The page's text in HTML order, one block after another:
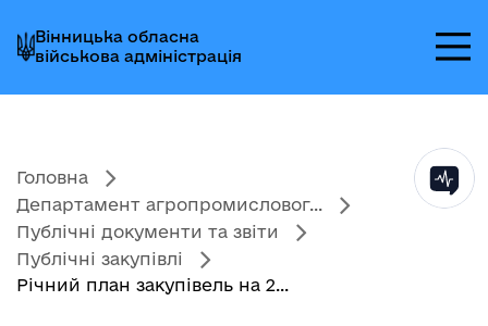
до
головного
меню
до
головного
вмісту
до
головного
колонтитула
Вінницька обласна
військова адміністрація
Головна
Департамент агропромисловог...
Публічні документи та звіти
Публічні закупівлі
Річний план закупівель на 2...